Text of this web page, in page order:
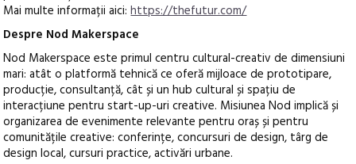
Mai multe informații aici:https://thefutur.com/
Despre Nod Makerspace
Nod Makerspace este primul centru cultural-creativ de dimensiuni
mari: atât o platformă tehnică ce oferă mijloace de prototipare,
producție, consultanță, cât și un hub cultural și spațiu de
interacțiune pentru start-up-uri creative. Misiunea Nod implică și
organizarea de evenimente relevante pentru oraș și pentru
comunitățile creative: conferințe, concursuri de design, târg de
design local, cursuri practice, activări urbane.